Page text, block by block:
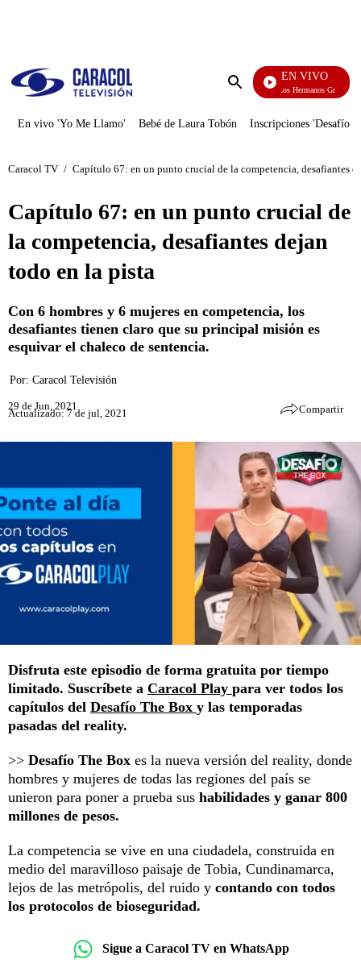
Enviar
EN VIVO
Cuentos De Los Hermanos Grimm
En vivo 'Yo Me Llamo' Bebé de Laura Tobón Inscripciones 'Desafío'
Caracol TV / Capítulo 67: en un punto crucial de la competencia, desafiantes
Capítulo 67: en un punto crucial de
la competencia, desafiantes dejan
todo en la pista
Con 6 hombres y 6 mujeres en competencia, los
desafiantes tienen claro que su principal misión es
esquivar el chaleco de sentencia.
Por: Caracol Televisión
29 de Jun, 2021
Actualizado: 7 de jul, 2021 Compartir
Disfruta este episodio de forma gratuita por tiempo
limitado. Suscríbete a Caracol Play para ver todos los
capítulos del Desafío The Box y las temporadas
pasadas del reality.
>> Desafío The Box es la nueva versión del reality, donde
hombres y mujeres de todas las regiones del país se
unieron para poner a prueba sus habilidades y ganar 800
millones de pesos.
La competencia se vive en una ciudadela, construida en
medio del maravilloso paisaje de Tobia, Cundinamarca,
lejos de las metrópolis, del ruido y contando con todos
los protocolos de bioseguridad.
Sigue a Caracol TV en WhatsApp